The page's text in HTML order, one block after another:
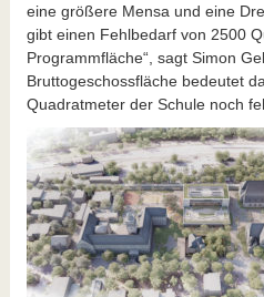
eine größere Mensa und eine
gibt einen Fehlbedarf von 2500
Programmfläche“, sagt Simon
Bruttogeschossfläche bedeutet
Quadratmeter der Schule noch